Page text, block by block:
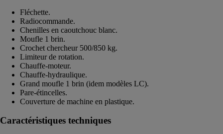
Fléchette.
Radiocommande.
Chenilles en caoutchouc blanc.
Moufle 1 brin.
Crochet chercheur 500/850 kg.
Limiteur de rotation.
Chauffe-moteur.
Chauffe-hydraulique.
Grand moufle 1 brin (idem modèles LC).
Pare-étincelles.
Couverture de machine en plastique.
Caractéristiques techniques